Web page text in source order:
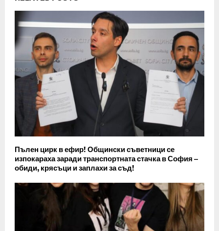
Пълен цирк в ефир! Общински съветници се
изпокараха заради транспортната стачка в София –
обиди, крясъци и заплахи за съд!